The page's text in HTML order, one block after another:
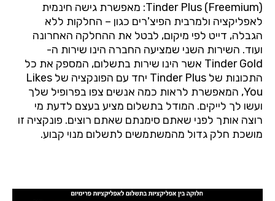
Tinder Plus (Freemium
): מאפשרת גישה חינמית
לאפליקציה ולמרבית הפיצ'רים כגון – החלקות ללא
הגבלה, דייט לפי מיקום, לבטל את ההחלקה האחרונה
ועוד. השירות השני שמציעה החברה הינו שירות ה-
Tinder Gold אשר הינו שירות בתשלום, המספק את כל
התכונות של Tinder Plus יחד עם הפונקציה של Likes
You, המאפשרת לראות כמה אנשים צפו בפרופיל שלך
ועשו לך לייקים. המודל בתשלום מציע בעצם לדעת מי
רוצה אותך לפני שאתם סימנתם שאתם רוצים. פונקציה זו
מושכת חלק גדול מהמשתמשים לתשלום מנוי קבוע.